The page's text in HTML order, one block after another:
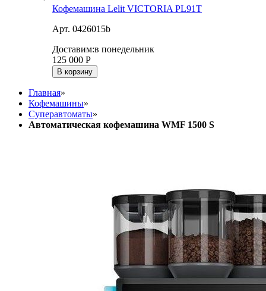
Кофемашина Lelit VICTORIA PL91T
Арт. 0426015b
Доставим:в понедельник
125 000 Р
В корзину
Главная»
Кофемашины»
Суперавтоматы»
Автоматическая кофемашина WMF 1500 S